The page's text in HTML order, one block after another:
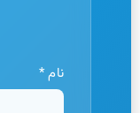
نام*